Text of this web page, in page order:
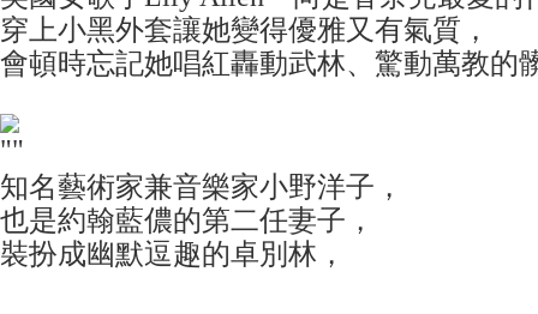
穿上小黑外套讓她變得優雅又有氣質，
會頓時忘記她唱紅轟動武林、驚動萬教的
知名藝術家兼音樂家小野洋子，
也是約翰藍儂的第二任妻子，
裝扮成幽默逗趣的卓別林，